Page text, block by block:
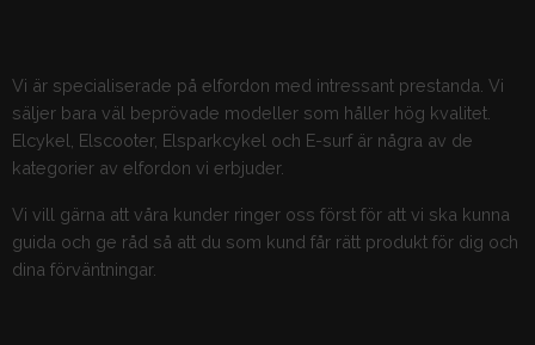
Vi är specialiserade på elfordon med intressant prestanda. Vi
säljer bara väl beprövade modeller som håller hög kvalitet.
Elcykel, Elscooter, Elsparkcykel och E-surf är några av de
kategorier av elfordon vi erbjuder.
Vi vill gärna att våra kunder ringer oss först för att vi ska kunna
guida och ge råd så att du som kund får rätt produkt för dig och
dina förväntningar.